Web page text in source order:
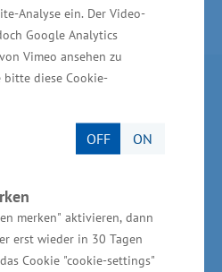
Analyse ein. Der Video-
Google Analytics
Vimeo ansehen zu
bitte diese Cookie-
OFF ON
merken" aktivieren, dann
erst wieder in 30 Tagen
Cookie "cookie-settings"
Infrastruktur,
des